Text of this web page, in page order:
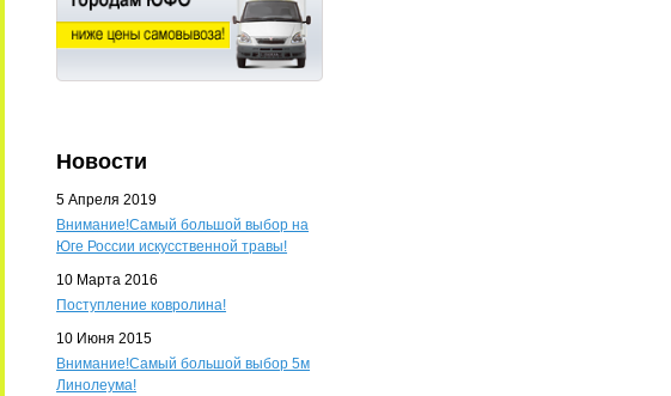
Новости
5 Апреля 2019
Внимание!Самый большой выбор на
Юге России искусственной травы!
10 Марта 2016
Поступление ковролина!
10 Июня 2015
Внимание!Самый большой выбор 5м
Линолеума!